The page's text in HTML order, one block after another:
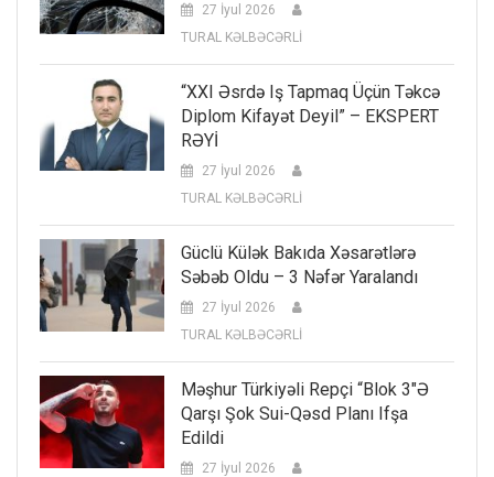
27 İyul 2026
TURAL KƏLBƏCƏRLİ
“XXI Əsrdə Iş Tapmaq Üçün Təkcə
Diplom Kifayət Deyil” – EKSPERT
RƏYİ
27 İyul 2026
TURAL KƏLBƏCƏRLİ
Güclü Külək Bakıda Xəsarətlərə
Səbəb Oldu – 3 Nəfər Yaralandı
27 İyul 2026
TURAL KƏLBƏCƏRLİ
Məşhur Türkiyəli Repçi “Blok 3″ə
Qarşı Şok Sui-Qəsd Planı Ifşa
Edildi
27 İyul 2026